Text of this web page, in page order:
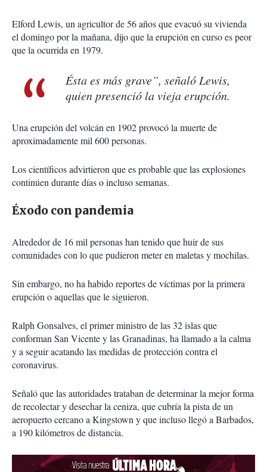
Elford Lewis, un agricultor de 56 años que evacuó su vivienda
el domingo por la mañana, dijo que la erupción en curso es peor
que la ocurrida en 1979.
Ésta es más grave”, señaló Lewis,
quien presenció la vieja erupción.
Una erupción del volcán en 1902 provocó la muerte de
aproximadamente mil 600 personas.
Los científicos advirtieron que es probable que las explosiones
continúen durante días o incluso semanas.
Éxodo con pandemia
Alrededor de 16 mil personas han tenido que huir de sus
comunidades con lo que pudieron meter en maletas y mochilas.
Sin embargo, no ha habido reportes de víctimas por la primera
erupción o aquellas que le siguieron.
Ralph Gonsalves, el primer ministro de las 32 islas que
conforman San Vicente y las Granadinas, ha llamado a la calma
y a seguir acatando las medidas de protección contra el
coronavirus.
Señaló que las autoridades trataban de determinar la mejor forma
de recolectar y desechar la ceniza, que cubría la pista de un
aeropuerto cercano a Kingstown y que incluso llegó a Barbados,
a 190 kilómetros de distancia.